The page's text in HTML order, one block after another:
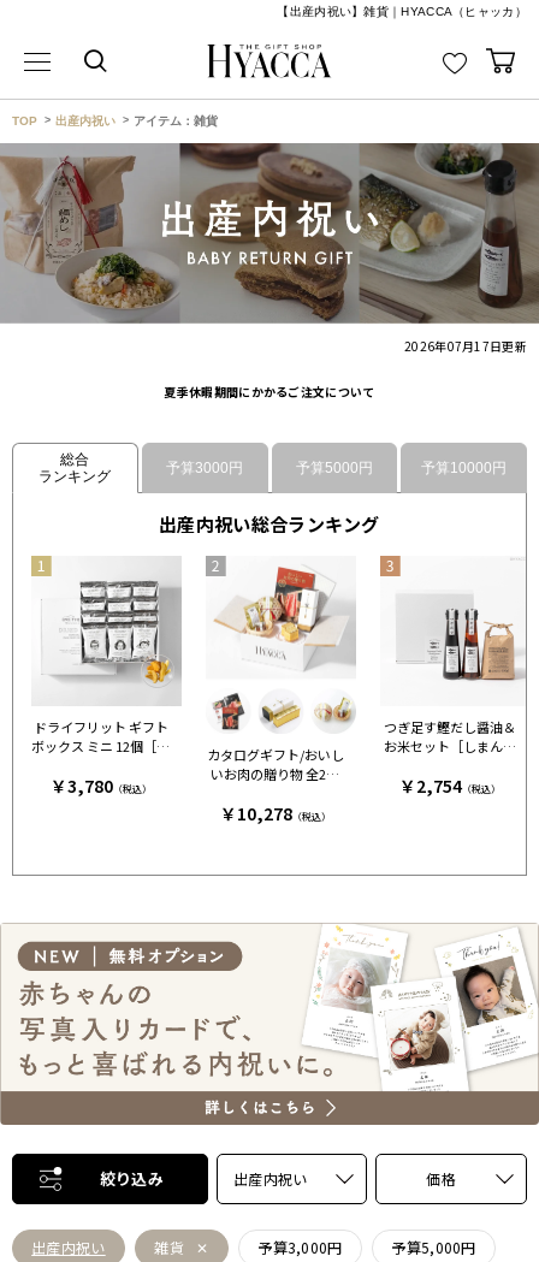
【出産内祝い】雑貨｜HYACCA（ヒャッカ）
TOP 出産内祝い アイテム：雑貨
2026年07月17日更新
夏季休暇期間にかかるご注文について
総合
ランキング
予算3000円 予算5000円 予算10000円
出産内祝い総合ランキング
ドライフリット ギフト
ボックス ミニ 12個［ア
￥3,780（税込）
カタログギフト/おいし
いお肉の贈り物 全2種
C
￥10,278（税込）
つぎ足す鰹だし醤油＆
お米セット［しまんと
￥2,754（税込）
絞り込み 出産内祝い 価格
出産内祝い 雑貨 予算3,000円 予算5,000円